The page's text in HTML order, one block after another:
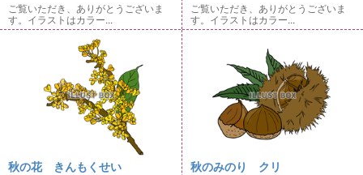
ご覧いただき、ありがとうございま
す。イラストはカラー...
ご覧いただき、ありがとうございま
す。イラストはカラー...
秋の花 きんもくせい 秋のみのり クリ